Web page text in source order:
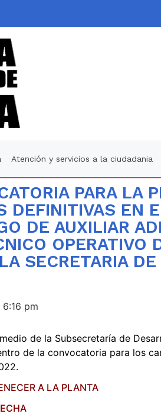
Atención y servicios a la ciudadania
PARA LA
DEFINITIVAS EN
DE AUXILIAR
OPERATIVO
SECRETARIA
6:16 pm
de la Subsecretaría de
de la convocatoria para los
A LA PLANTA